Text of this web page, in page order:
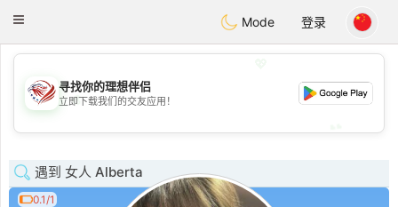
Dating
Toggle
Mode 登录
💖
💕
寻找你的理想伴侣
立即下载我们的交友应用！
遇到 女人 Alberta
0.1/1